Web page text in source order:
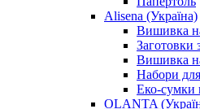
Alisena (Україна)
Вишивка
Заготовки
Вишивка
Набори
Еко-сумки
OLANTA